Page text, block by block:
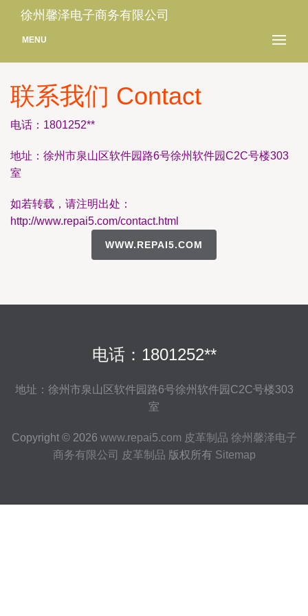
徐州馨泽电子商务有限公司
MENU
联系我们 Contact
电话：1801252**
地址：徐州市泉山区软件园路6号徐州软件园C2C号楼303
室
如若转载，请注明出处：
http://www.repai5.com/contact.html
WWW.REPAI5.COM
电话：1801252**
地址：徐州市泉山区软件园路6号徐州软件园C2C号楼303
室
Copyright © 2026 www.repai5.com 皮革制品 徐州馨泽电子
商务有限公司 皮革制品 版权所有 Sitemap